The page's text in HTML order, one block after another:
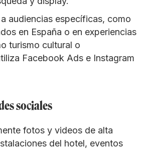
audiencias específicas, como
en España o en experiencias
turismo cultural o
Facebook Ads e Instagram
sociales
fotos y videos de alta
del hotel, eventos